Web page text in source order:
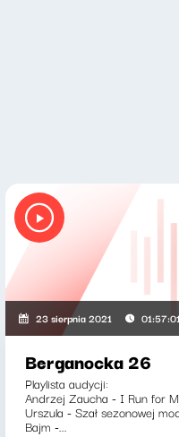
23 sierpnia 2021 01:57:01
Berganocka 26
Playlista audycji:
Andrzej Zaucha - I Run for
Urszula - Szał sezonowej
Bajm -...